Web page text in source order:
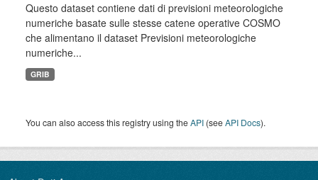
Questo dataset contiene dati di previsioni meteorologiche
numeriche basate sulle stesse catene operative COSMO
che alimentano il dataset Previsioni meteorologiche
numeriche...
GRIB
You can also access this registry using theAPI (seeAPI Docs).